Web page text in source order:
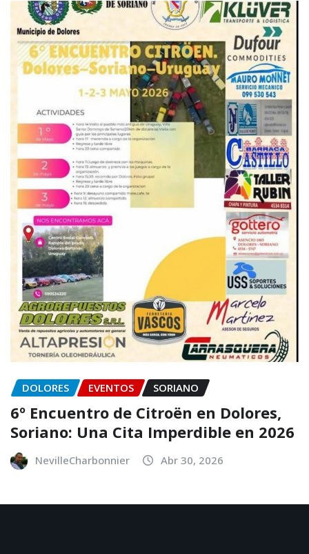
DOLORES EVENTOS SORIANO
6º Encuentro de Citroën en Dolores,
Soriano: Una Cita Imperdible en 2026
NevilleCharbonnier Abr 30, 2026